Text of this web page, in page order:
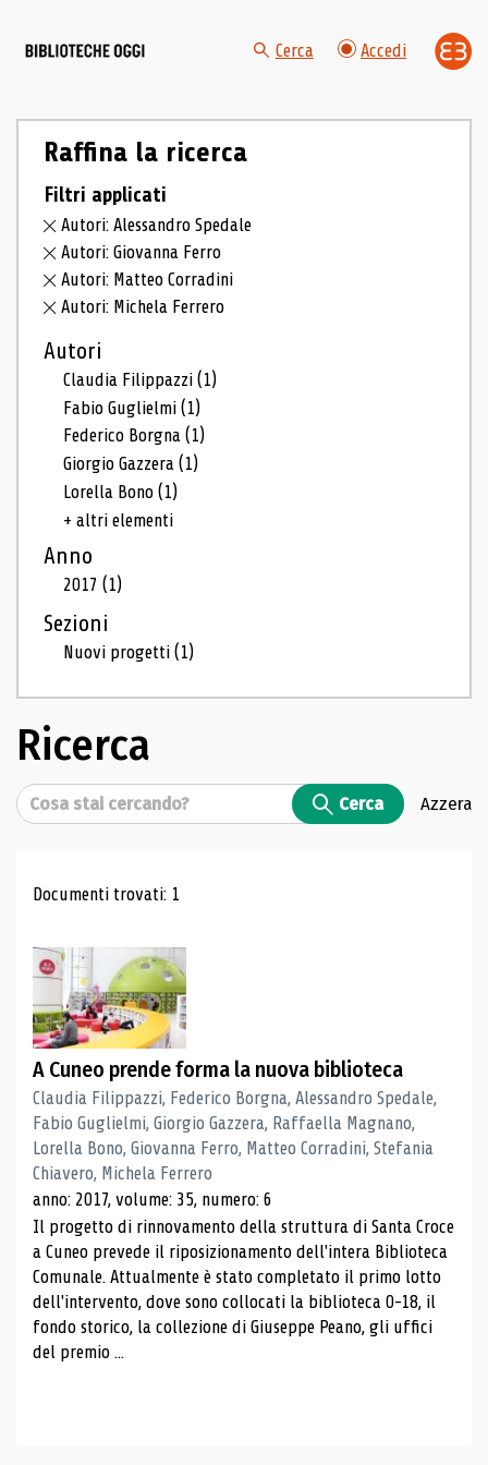
Cerca Accedi
Raffina la ricerca
Filtri applicati
Autori: Alessandro Spedale
Autori: Giovanna Ferro
Autori: Matteo Corradini
Autori: Michela Ferrero
Autori
Claudia Filippazzi(1)
Fabio Guglielmi(1)
Federico Borgna(1)
Giorgio Gazzera(1)
Lorella Bono(1)
+ altri elementi
Anno
2017(1)
Sezioni
Nuovi progetti(1)
Ricerca
Cerca Cerca Azzera
Risultati di ricerca
Documenti trovati: 1
A Cuneo prende forma la nuova biblioteca
Claudia Filippazzi, Federico Borgna, Alessandro Spedale,
Fabio Guglielmi, Giorgio Gazzera, Raffaella Magnano,
Lorella Bono, Giovanna Ferro, Matteo Corradini, Stefania
Chiavero, Michela Ferrero
anno: 2017, volume: 35, numero: 6
Il progetto di rinnovamento della struttura di Santa Croce
a Cuneo prevede il riposizionamento dell'intera Biblioteca
Comunale. Attualmente è stato completato il primo lotto
dell'intervento, dove sono collocati la biblioteca 0-18, il
fondo storico, la collezione di Giuseppe Peano, gli uffici
del premio ...